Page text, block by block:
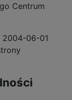
Centrum
2004-06-01